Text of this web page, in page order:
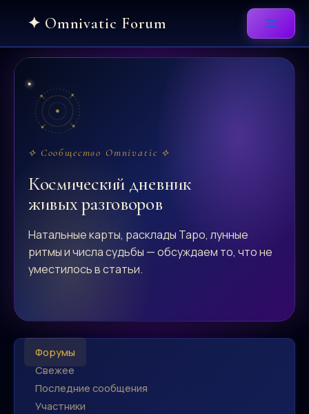
content
⟡ Сообщество Omnivatic ⟡
Космический дневник
живых разговоров
Натальные карты, расклады Таро, лунные
ритмы и числа судьбы — обсуждаем то, что не
уместилось в статьи.
Форумы
Свежее
Последние сообщения
Участники